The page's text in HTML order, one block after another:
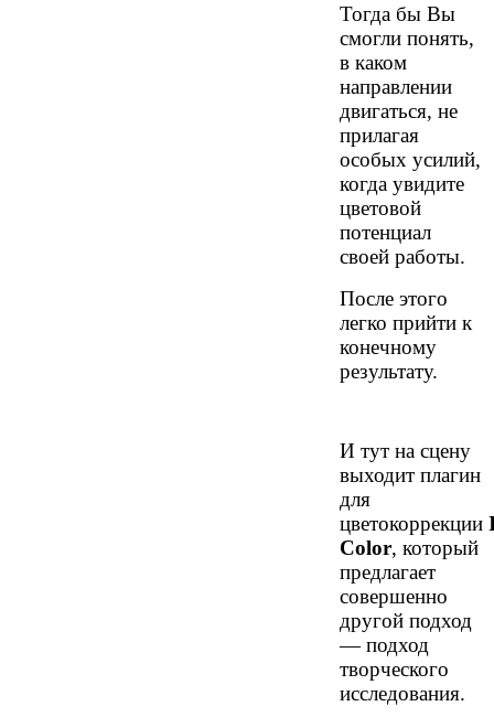
Тогда бы Вы
смогли понять,
в каком
направлении
двигаться, не
прилагая
особых усилий,
когда увидите
цветовой
потенциал
своей работы.
После этого
легко прийти к
конечному
результату.
И тут на сцену
выходит плагин
для
цветокоррекции
Color, который
предлагает
совершенно
другой подход
— подход
творческого
исследования.